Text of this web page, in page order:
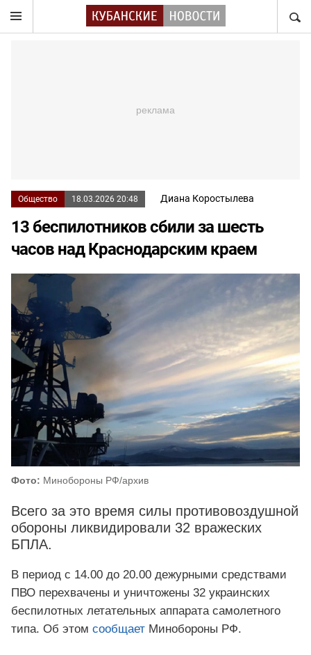
Общество 18.03.2026 20:48 Диана Коростылева
13 беспилотников сбили за шесть
часов над Краснодарским краем
Фото: Минобороны РФ/архив
Всего за это время силы противовоздушной
обороны ликвидировали 32 вражеских
БПЛА.
В период с 14.00 до 20.00 дежурными средствами
ПВО перехвачены и уничтожены 32 украинских
беспилотных летательных аппарата самолетного
типа. Об этом сообщает Минобороны РФ.